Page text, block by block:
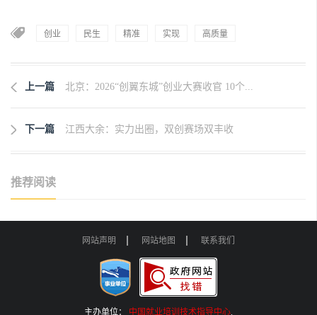
创业 民生 精准 实现 高质量
上一篇 北京：2026“创翼东城”创业大赛收官 10个...
下一篇 江西大余：实力出圈，双创赛场双丰收
推荐阅读
网站声明 网站地图 联系我们
主办单位： 中国就业培训技术指导中心.